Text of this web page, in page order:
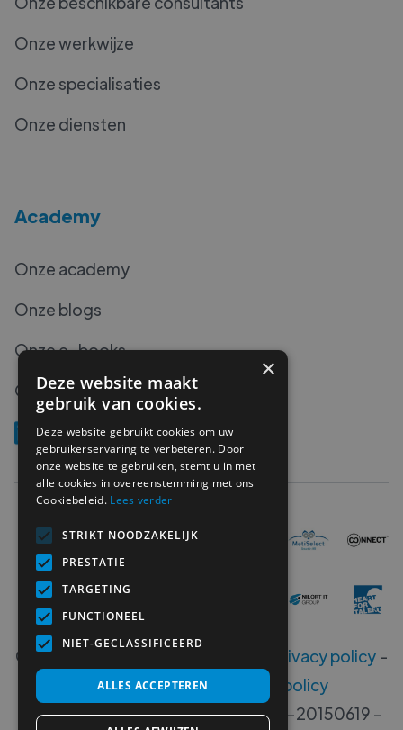
Onze werkwijze
Onze specialisaties
Onze diensten
Academy
Onze academy
Onze blogs
Onze e-books
Onze podcasts
Copyright © Privacy policy-
Disclaimer-Klokkenluiders policy
Erkenningsnummers B 00533-406-20150619 -
×
Deze website maakt
gebruik van cookies.
Deze website gebruikt cookies om uw
gebruikerservaring te verbeteren. Door
onze website te gebruiken, stemt u in met
alle cookies in overeenstemming met ons
Cookiebeleid. Lees verder
STRIKT NOODZAKELIJK
PRESTATIE
TARGETING
FUNCTIONEEL
NIET-GECLASSIFICEERD
ALLES ACCEPTEREN